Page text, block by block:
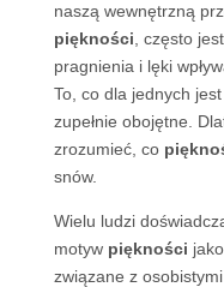
naszą wewnętrzną
piękności , często
pragnienia i lęki
To, co dla jednych jest
zupełnie obojętne.
zrozumieć, co
snów.
Wielu ludzi
motyw piękności
związane z